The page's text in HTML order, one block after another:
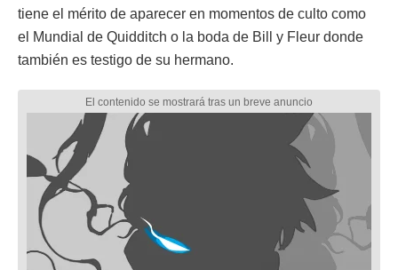
tiene el mérito de aparecer en momentos de culto como
el Mundial de Quidditch o la boda de Bill y Fleur donde
también es testigo de su hermano.